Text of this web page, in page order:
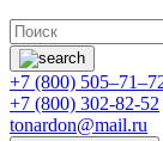
+7 (800)
+7 (800) 302-82-52
tonardon@mail.ru